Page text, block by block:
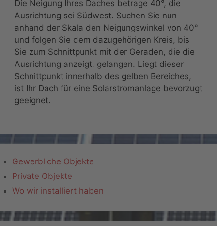
Die Neigung Ihres Daches betrage 40°, die
Ausrichtung sei Südwest. Suchen Sie nun
anhand der Skala den Neigungswinkel von 40°
und folgen Sie dem dazugehörigen Kreis, bis
Sie zum Schnittpunkt mit der Geraden, die die
Ausrichtung anzeigt, gelangen. Liegt dieser
Schnittpunkt innerhalb des gelben Bereiches,
ist Ihr Dach für eine Solarstromanlage bevorzugt
geeignet.
Gewerbliche Objekte
Private Objekte
Wo wir installiert haben